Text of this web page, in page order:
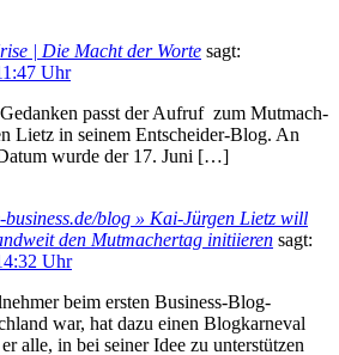
| Die Macht der Worte sagt:
Uhr
passt der Aufruf zum Mutmach-
Lietz in seinem Entscheider-Blog. An
wurde der 17. Juni […]
blog » Kai-Jürgen Lietz will
den Mutmachertag initiieren sagt:
Uhr
beim ersten Business-Blog-
war, hat dazu einen Blogkarneval
alle, in bei seiner Idee zu unterstützen